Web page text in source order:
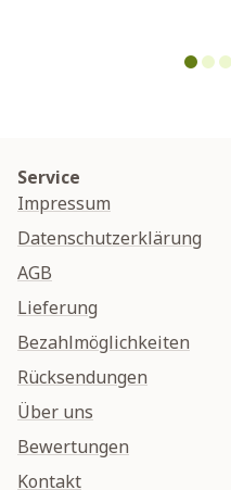
Service
Impressum
Datenschutzerklärung
AGB
Lieferung
Bezahlmöglichkeiten
Rücksendungen
Über uns
Bewertungen
Kontakt